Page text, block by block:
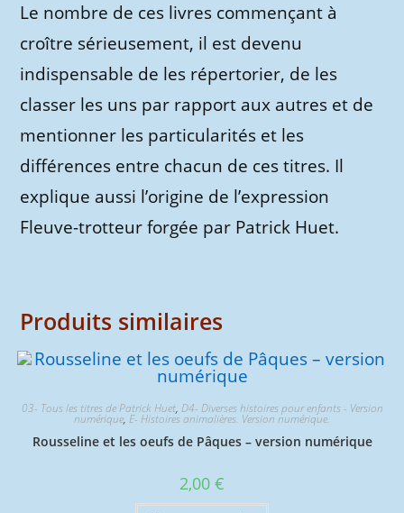
Le nombre de ces livres commençant à
croître sérieusement, il est devenu
indispensable de les répertorier, de les
classer les uns par rapport aux autres et de
mentionner les particularités et les
différences entre chacun de ces titres. Il
explique aussi l’origine de l’expression
Fleuve-trotteur forgée par Patrick Huet.
Produits similaires
03- Tous les titres de Patrick Huet, D4- Diverses histoires pour enfants - Version
numérique, E- Histoires animalières. Version numérique.
Rousseline et les oeufs de Pâques – version numérique
2,00 €